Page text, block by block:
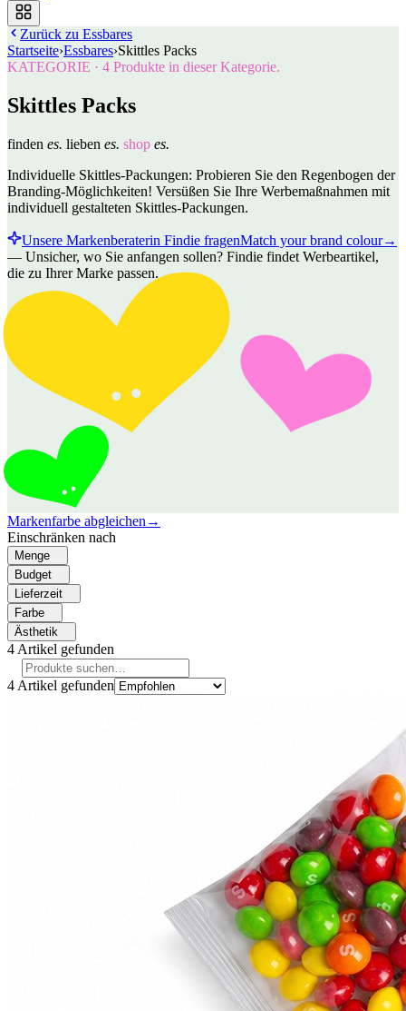
Zurück zu Essbares
Startseite›Essbares›Skittles Packs
KATEGORIE · 4 Produkte in dieser Kategorie.
Skittles Packs
finden es. lieben es. shop es.
Individuelle Skittles-Packungen: Probieren Sie den Regenbogen der
Branding-Möglichkeiten! Versüßen Sie Ihre Werbemaßnahmen mit
individuell gestalteten Skittles-Packungen.
Unsere Markenberaterin Findie fragenMatch your brand colour→
— Unsicher, wo Sie anfangen sollen? Findie findet Werbeartikel,
die zu Ihrer Marke passen.
Markenfarbe abgleichen →
Einschränken nach
Menge
Budget
Lieferzeit
Farbe
Ästhetik
4 Artikel gefunden
4 Artikel gefunden